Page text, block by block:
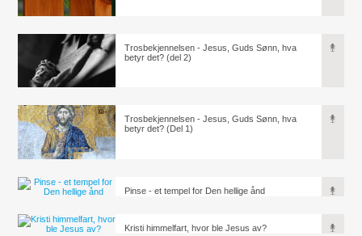
Trosbekjennelsen - Jesus, Guds Sønn, hva
betyr det? (del 2)
Trosbekjennelsen - Jesus, Guds Sønn, hva
betyr det? (Del 1)
Pinse - et tempel for Den hellige ånd
Kristi himmelfart, hvor ble Jesus av?